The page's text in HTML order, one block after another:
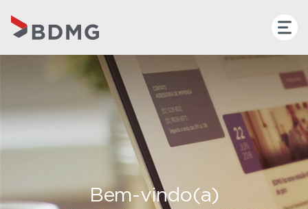
Bem-vindo(a)